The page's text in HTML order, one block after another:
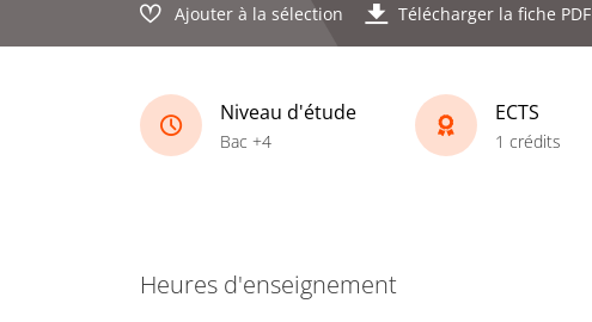
Ajouter à la sélection Télécharger la fiche PDF
Niveau d'étude
Bac +4
ECTS
1 crédits
Heures d'enseignement